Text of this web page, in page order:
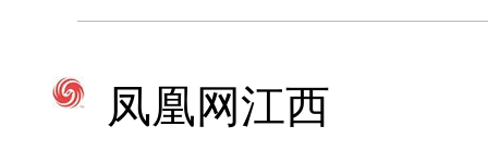
凤凰网江西